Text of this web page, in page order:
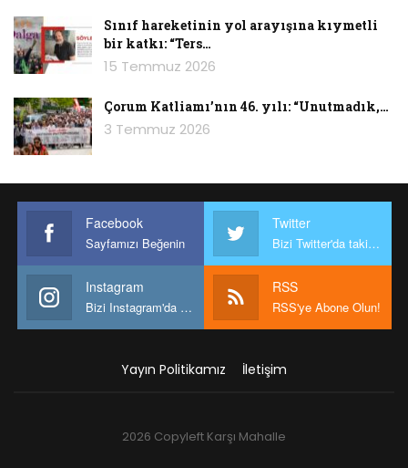
Sınıf hareketinin yol arayışına kıymetli
bir katkı: “Ters…
15 Temmuz 2026
Çorum Katliamı’nın 46. yılı: “Unutmadık,…
3 Temmuz 2026
Facebook
Sayfamızı Beğenin
Twitter
Bizi Twitter'da takip edin
Instagram
Bizi Instagram'da takip edin
RSS
RSS'ye Abone Olun!
Yayın Politikamız İletişim
2026 Copyleft Karşı Mahalle